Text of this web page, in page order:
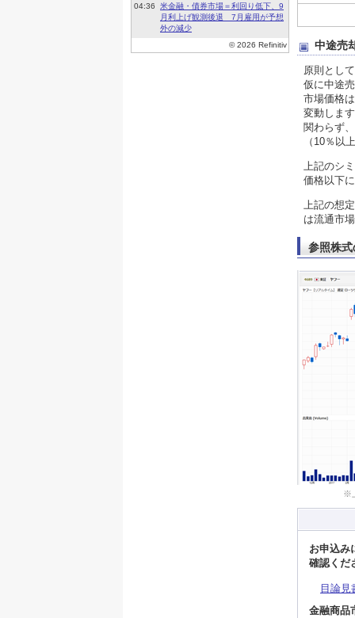
中途売
原則とし
仮に中途
市場価格
変動しま
関わらず
（10％以
上記のシ
価格以下
上記の想
は流通市
参照株
※
お申込み
確認くだ
目論見
金融商品